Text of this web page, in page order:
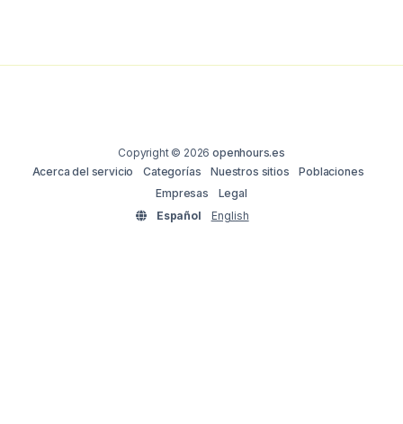
Copyright © 2026openhours.es
Acerca del servicio
Categorías Nuestros sitios
Poblaciones
Empresas
Legal
Español
English